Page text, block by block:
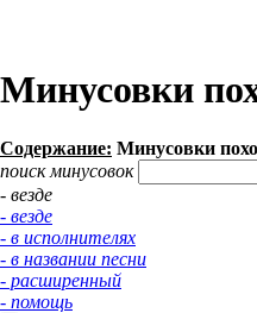
Минусовки
Содержание: Минусовки
поиск минусовок
- везде
- везде
- в исполнителях
- в названии песни
- расширенный
- помощь